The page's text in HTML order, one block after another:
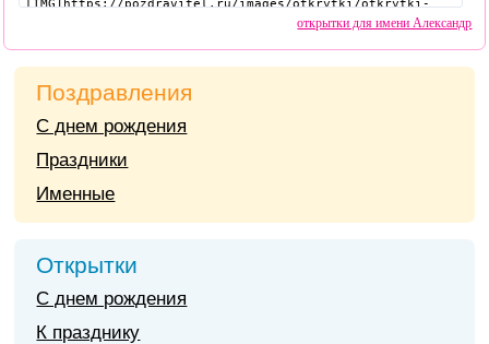
открытки для имени Александр
Поздравления
С днем рождения
Праздники
Именные
Открытки
С днем рождения
К празднику